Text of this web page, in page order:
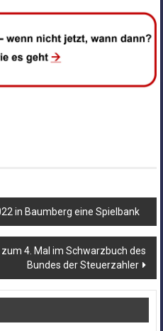
in Baumberg eine Spielbank
4. Mal im Schwarzbuch des
Bundes der Steuerzahler